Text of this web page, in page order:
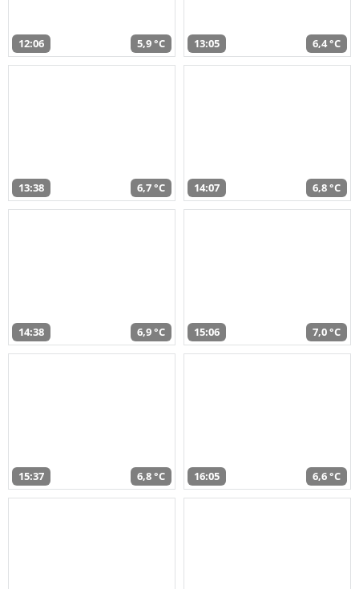
12:06 5,9 °C 13:05 6,4 °C
13:38 6,7 °C 14:07 6,8 °C
14:38 6,9 °C 15:06 7,0 °C
15:37 6,8 °C 16:05 6,6 °C